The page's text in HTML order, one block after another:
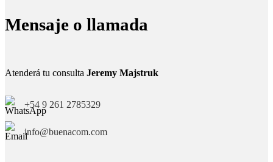
Mensaje o llamada
Atenderá tu consulta Jeremy Majstruk
+54 9 261 2785329
info@buenacom.com